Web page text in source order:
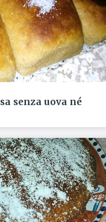
senza uova né